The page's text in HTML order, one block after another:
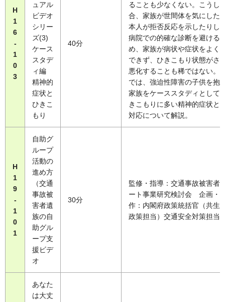
H
1
6
-
1
0
3
ュアル
ビデオ
シリー
ズ(3)
ケース
スタデ
ィ編
精神的
症状と
ひきこ
もり
40分
ることも少なくない。こうし
合、家族が世間体を気にした
本人が拒否反応を示したりし
病院での的確な診断を避ける
め、家族が病状や症状をよく
できず、ひきこもり状態がさ
悪化することも稀ではない。
では、強迫性障害の子供を抱
家族をケーススタディとして
きこもりに多い精神的症状と
対応について解説。
H
1
9
-
1
0
1
自助グ
ループ
活動の
進め方
（交通
事故被
害者遺
族の自
助グル
ープ支
援ビデ
オ
30分
監修・指導：交通事故被害者
ート事業研究検討会 企画・
作：内閣府政策統括官（共生
政策担当）交通安全対策担当
あなた
は大丈